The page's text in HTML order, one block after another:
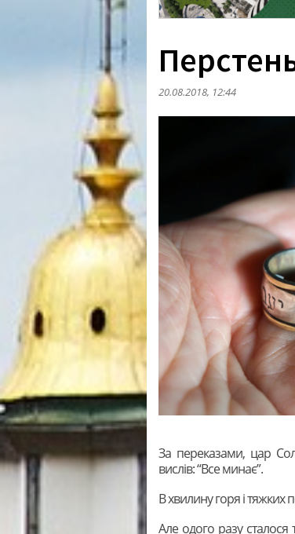
20.08.2018, 12:44
За переказами, цар
вислів: “Все минає”.
В хвилину горя і
Але одого разу сталося